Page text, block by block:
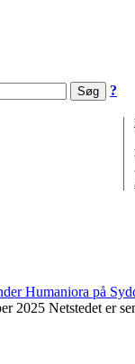
?
2025 Netstedet er